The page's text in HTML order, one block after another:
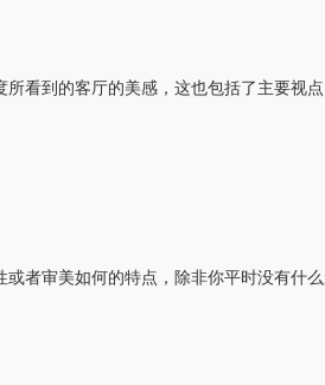
看到的客厅的美感，这也包括了主要视
者审美如何的特点，除非你平时没有什